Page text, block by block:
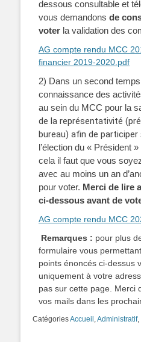
dessous consultable et
vous demandons de
voter la validation des
AG compte rendu MCC
financier 2019-2020.pdf
2) Dans un second
connaissance des
au sein du MCC pour la
de la représentativité
bureau) afin de participer
l’élection du « Président
cela il faut que vous
avec au moins un an
pour voter. Merci de lire
ci-dessous avant de
AG compte rendu MCC
Remarques : pour plus
formulaire vous
points énoncés ci-dessus
uniquement à votre
pas sur cette page. Merci
vos mails dans les
CatégoriesAccueil ,Administratif,